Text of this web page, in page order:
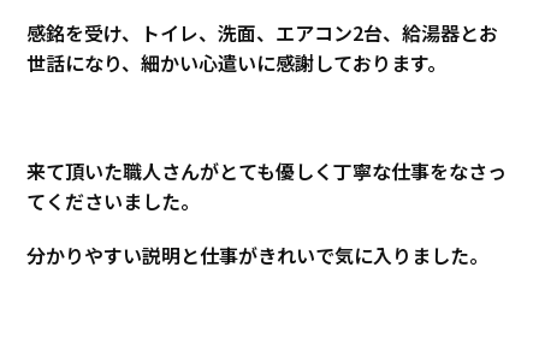
感銘を受け、トイレ、洗面、エアコン2台、給湯器とお
世話になり、細かい心遣いに感謝しております。
来て頂いた職人さんがとても優しく丁寧な仕事をなさっ
てくださいました。
分かりやすい説明と仕事がきれいで気に入りました。